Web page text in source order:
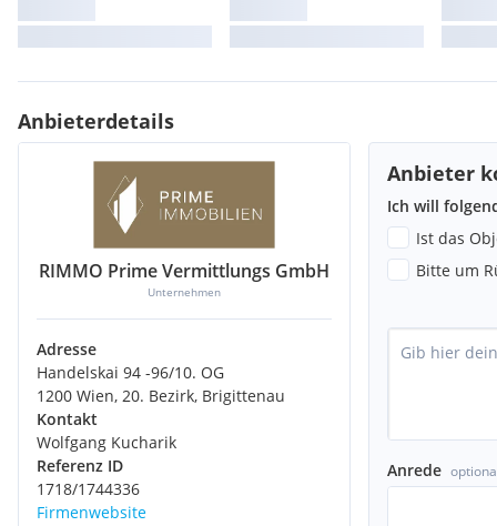
Anbieterdetails
RIMMO Prime Vermittlungs GmbH
Unternehmen
Adresse
Handelskai 94 -96/10. OG
1200 Wien, 20. Bezirk, Brigittenau
Kontakt
Wolfgang Kucharik
Referenz ID
1718/1744336
Firmenwebsite
Anbieter
Ich will
Ist das
Bitte um
Anrede